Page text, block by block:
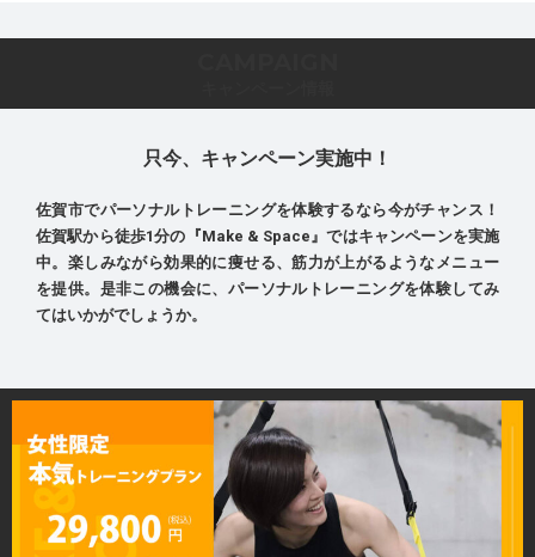
只今、キャンペーン実施中！
佐賀市でパーソナルトレーニングを体験するなら今がチャンス！
佐賀駅から徒歩1分の『Make & Space』ではキャンペーンを実施
中。楽しみながら効果的に痩せる、筋力が上がるようなメニュー
を提供。是非この機会に、パーソナルトレーニングを体験してみ
てはいかがでしょうか。